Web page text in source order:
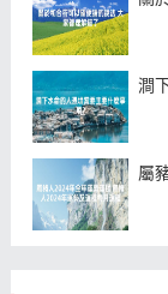
澗
屬